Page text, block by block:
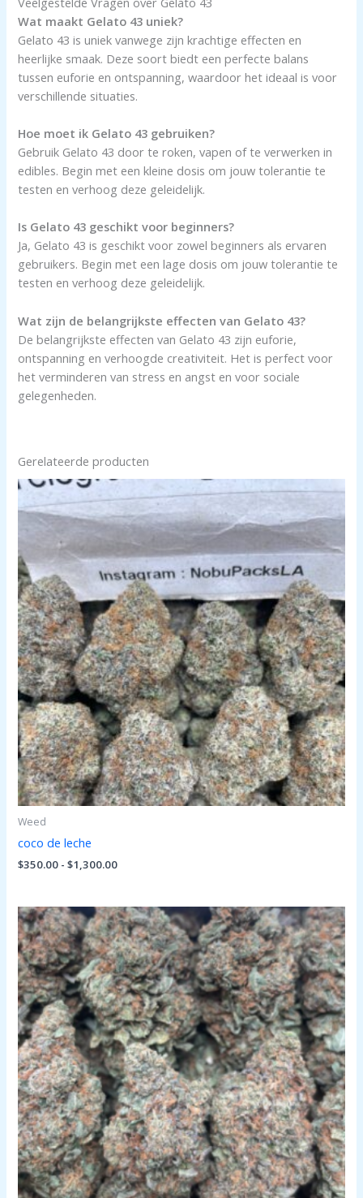
Wat maakt Gelato 43 uniek?
Gelato 43 is uniek vanwege zijn krachtige effecten en
heerlijke smaak. Deze soort biedt een perfecte balans
tussen euforie en ontspanning, waardoor het ideaal is voor
verschillende situaties.
Hoe moet ik Gelato 43 gebruiken?
Gebruik Gelato 43 door te roken, vapen of te verwerken in
edibles. Begin met een kleine dosis om jouw tolerantie te
testen en verhoog deze geleidelijk.
Is Gelato 43 geschikt voor beginners?
Ja, Gelato 43 is geschikt voor zowel beginners als ervaren
gebruikers. Begin met een lage dosis om jouw tolerantie te
testen en verhoog deze geleidelijk.
Wat zijn de belangrijkste effecten van Gelato 43?
De belangrijkste effecten van Gelato 43 zijn euforie,
ontspanning en verhoogde creativiteit. Het is perfect voor
het verminderen van stress en angst en voor sociale
gelegenheden.
Gerelateerde producten
Weed
coco de leche
$350.00 - $1,300.00
Prijsklasse:
$350.00
tot
$1,300.00